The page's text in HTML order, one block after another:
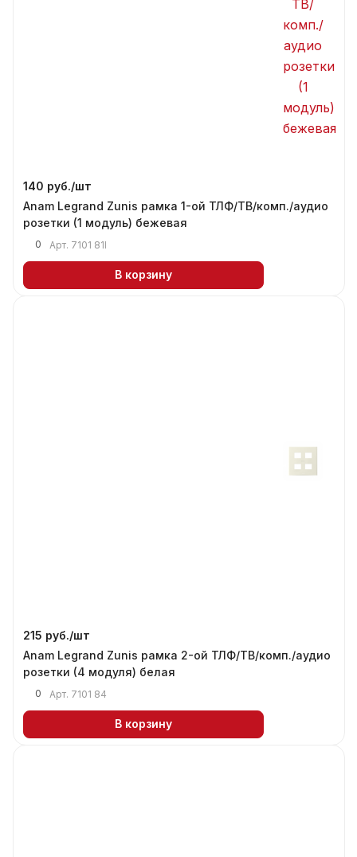
140 руб./шт
Anam Legrand Zunis рамка 1-ой ТЛФ/ТВ/комп./аудио
розетки (1 модуль) бежевая
0 Арт. 7101 81I
В корзину
215 руб./шт
Anam Legrand Zunis рамка 2-ой ТЛФ/ТВ/комп./аудио
розетки (4 модуля) белая
0 Арт. 7101 84
В корзину